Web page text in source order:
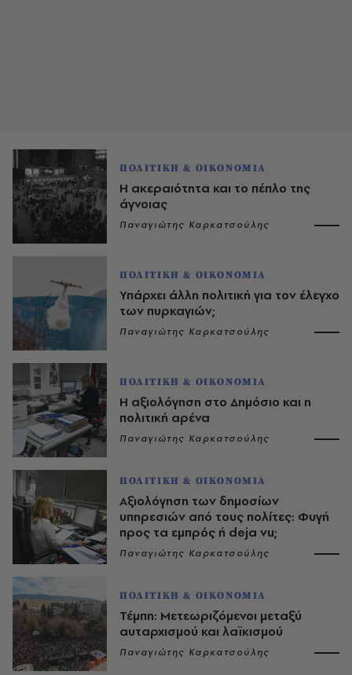
ΠΟΛΙΤΙΚΗ & ΟΙΚΟΝΟΜΙΑ
Η ακεραιότητα και το πέπλο της
άγνοιας
Παναγιώτης Καρκατσούλης
ΠΟΛΙΤΙΚΗ & ΟΙΚΟΝΟΜΙΑ
Υπάρχει άλλη πολιτική για τον έλεγχο
των πυρκαγιών;
Παναγιώτης Καρκατσούλης
ΠΟΛΙΤΙΚΗ & ΟΙΚΟΝΟΜΙΑ
Η αξιολόγηση στο Δημόσιο και η
πολιτική αρένα
Παναγιώτης Καρκατσούλης
ΠΟΛΙΤΙΚΗ & ΟΙΚΟΝΟΜΙΑ
Αξιολόγηση των δημοσίων
υπηρεσιών από τους πολίτες: Φυγή
προς τα εμπρός ή deja vu;
Παναγιώτης Καρκατσούλης
ΠΟΛΙΤΙΚΗ & ΟΙΚΟΝΟΜΙΑ
Τέμπη: Μετεωριζόμενοι μεταξύ
αυταρχισμού και λαϊκισμού
Παναγιώτης Καρκατσούλης